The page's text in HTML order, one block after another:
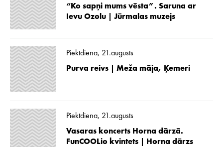
“Ko sapņi mums vēsta”. Saruna ar
Ievu Ozolu | Jūrmalas muzejs
Piektdiena, 21.augusts
Purva reivs | Meža māja, Ķemeri
Piektdiena, 21.augusts
Vasaras koncerts Horna dārzā.
FunCOOLio kvintets | Horna dārzs